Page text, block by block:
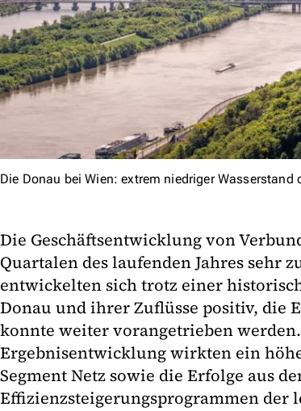
Die Donau bei Wien: extrem niedriger
Die Geschäftsentwicklung von
Quartalen des laufenden Jahres sehr
entwickelten sich trotz einer
Donau und ihrer Zuflüsse positiv, die
konnte weiter vorangetrieben
Ergebnisentwicklung wirkten ein
Segment Netz sowie die Erfolge aus
Effizienzsteigerungsprogrammen der